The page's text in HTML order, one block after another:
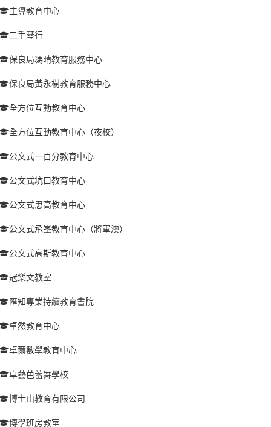
主導教育中心
二手琴行
保良局馮晴教育服務中心
保良局黃永樹教育服務中心
全方位互動教育中心
全方位互動教育中心（夜校）
公文式一百分教育中心
公文式坑口教育中心
公文式思高教育中心
公文式承峯教育中心（將軍澳）
公文式高斯教育中心
冠樂文教室
匯知專業持續教育書院
卓然教育中心
卓爾數學教育中心
卓藝芭蕾舞學校
博士山教育有限公司
博學班房教室